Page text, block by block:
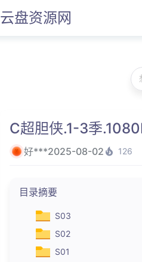
云盘资源网
C超胆侠.1-3季
好***2025-08-02 126
目录摘要
S03
S02
S01